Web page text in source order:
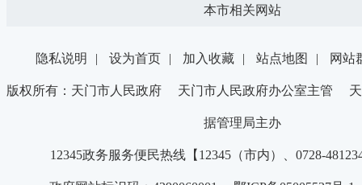
本市相关网站
隐私说明 | 设为首页 | 加入收藏 | 站点地图 | 网站
版权所有：天门市人民政府 天门市人民政府办公室主管 天
据管理局主办
12345政务服务便民热线【12345（市内）、0728-